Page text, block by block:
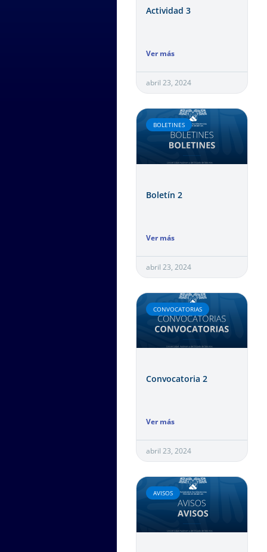
Actividad 3
Ver más
abril 23, 2024
BOLETINES
Boletín 2
Ver más
abril 23, 2024
CONVOCATORIAS
Convocatoria 2
Ver más
abril 23, 2024
AVISOS